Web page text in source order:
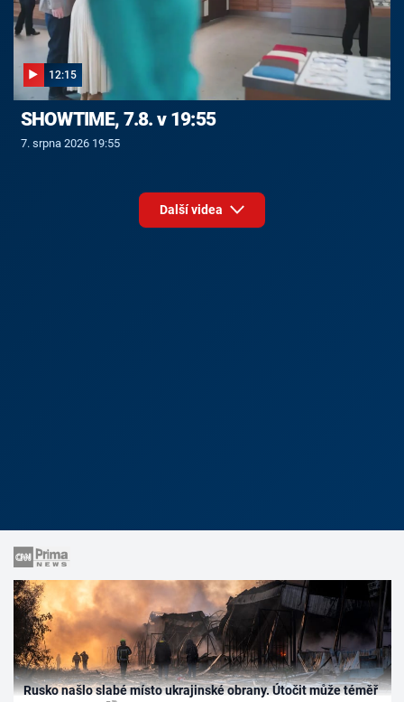
12:15
SHOWTIME, 7.8. v 19:55
7. srpna 2026 19:55
Další videa
Rusko našlo slabé místo ukrajinské obrany. Útočit může téměř